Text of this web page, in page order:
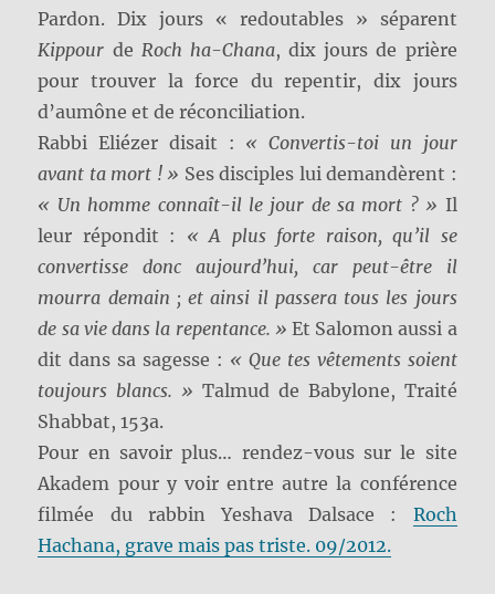
Pardon. Dix jours « redoutables » séparent
Kippour de Roch ha-Chana, dix jours de prière
pour trouver la force du repentir, dix jours
d’aumône et de réconciliation.
Rabbi Eliézer disait : « Convertis-toi un jour
avant ta mort ! » Ses disciples lui demandèrent :
« Un homme connaît-il le jour de sa mort ? » Il
leur répondit : « A plus forte raison, qu’il se
convertisse donc aujourd’hui, car peut-être il
mourra demain ; et ainsi il passera tous les jours
de sa vie dans la repentance. » Et Salomon aussi a
dit dans sa sagesse : « Que tes vêtements soient
toujours blancs. » Talmud de Babylone, Traité
Shabbat, 153a.
Pour en savoir plus… rendez-vous sur le site
Akadem pour y voir entre autre la conférence
filmée du rabbin Yeshava Dalsace : Roch
Hachana, grave mais pas triste. 09/2012.